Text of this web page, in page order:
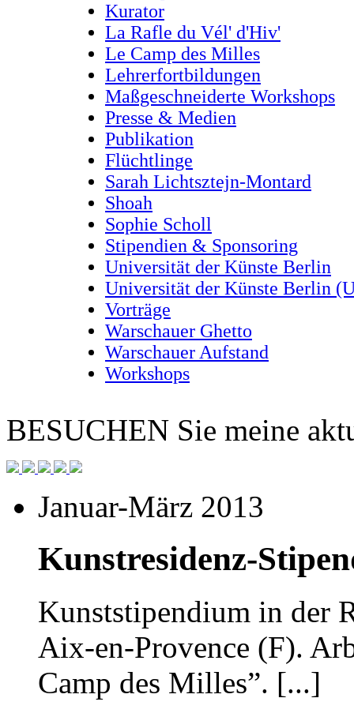
Kurator
La Rafle du Vél' d'Hiv'
Le Camp des Milles
Lehrerfortbildungen
Maßgeschneiderte Workshops
Presse & Medien
Publikation
Flüchtlinge
Sarah Lichtsztejn-Montard
Shoah
Sophie Scholl
Stipendien & Sponsoring
Universität der Künste Berlin
Universität der Künste Berlin
Vorträge
Warschauer Ghetto
Warschauer Aufstand
Workshops
BESUCHEN Sie meine
Januar-März 2013
Kunstresidenz-
Kunststipendium in der
Aix-en-Provence (F).
Camp des Milles”. [...]